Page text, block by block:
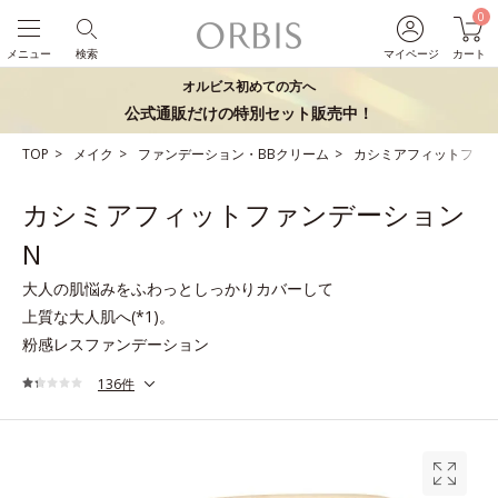
マイページ
0
カート
検索
メニュー
オルビス初めての方へ
公式通販だけの特別セット販売中！
TOP メイク ファンデーション・BBクリーム カシミアフィットファ
カシミアフィットファンデーション
N
大人の肌悩みをふわっとしっかりカバーして
上質な大人肌へ(*1)。
粉感レスファンデーション
136件